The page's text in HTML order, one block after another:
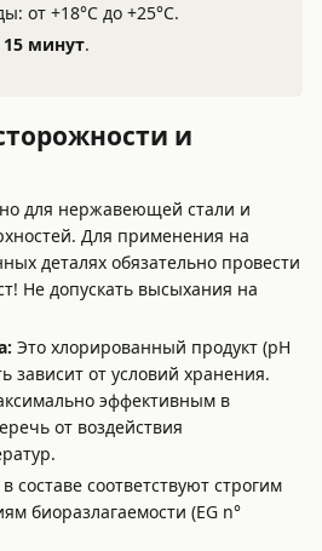
от +18°C до +25°C.
15 минут.
и
для нержавеющей стали и
Для применения на
деталях обязательно провести
Не допускать высыхания на
Это хлорированный продукт (pH
зависит от условий хранения.
эффективным в
от воздействия
составе соответствуют строгим
биоразлагаемости (EG n°